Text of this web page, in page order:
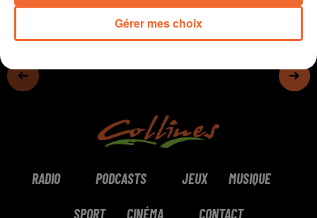
RADIO PODCASTS JEUX MUSIQUE
SPORT CINÉMA CONTACT
Gérer mes choix